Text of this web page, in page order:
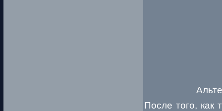
После того, как